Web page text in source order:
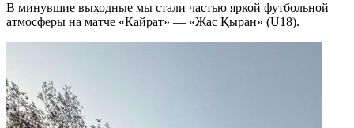
В минувшие выходные мы стали частью яркой футбольной
атмосферы на матче «Кайрат» — «Жас Қыран» (U18).